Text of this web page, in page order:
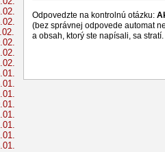
Odpovedzte na kontrolnú otázku:
(bez správnej odpovede automat
a obsah, ktorý ste napísali, sa